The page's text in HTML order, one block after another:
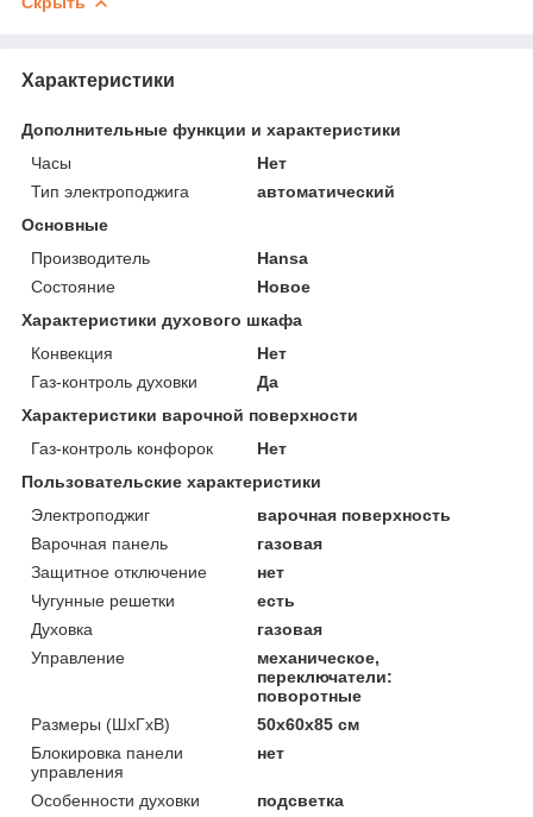
Характеристики
Дополнительные функции и характеристики
Часы
Нет
Тип электроподжига
автоматический
Основные
Производитель
Hansa
Состояние
Новое
Характеристики духового шкафа
Конвекция
Нет
Газ-контроль духовки
Да
Характеристики варочной поверхности
Газ-контроль конфорок
Нет
Пользовательские характеристики
Электроподжиг
варочная поверхность
Варочная панель
газовая
Защитное отключение
нет
Чугунные решетки
есть
Духовка
газовая
Управление
механическое,
переключатели:
поворотные
Размеры (ШхГхВ)
50x60x85 см
Блокировка панели
управления
нет
Особенности духовки
подсветка